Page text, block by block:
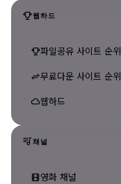
웹하드
파일공유 사이트 순위
무료다운 사이트 순위
웹하드
채널
영화 채널